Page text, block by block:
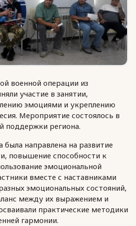
военной операции из
участие в занятии,
эмоциями и укреплению
Мероприятие состоялось в
поддержки региона.
направлена на развитие
повышение способности к
эмоциональной
вместе с наставниками
эмоциональных состояний,
между их выражением и
практические методики
гармонии.